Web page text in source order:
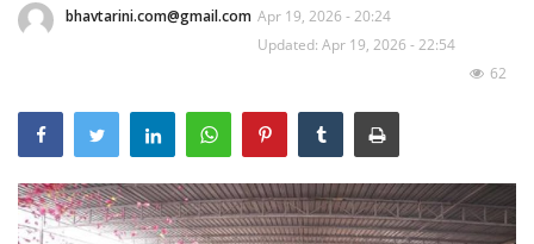
हमारे बारे मेंं
दुनिया
bhavtarini.com@gmail.com Apr 19, 2026 - 20:24
Updated: Apr 19, 2026 - 22:54
62